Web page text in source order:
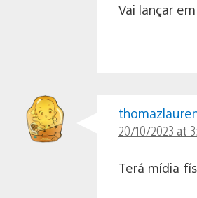
Vai lançar
20/10/2023 at
Terá mídia